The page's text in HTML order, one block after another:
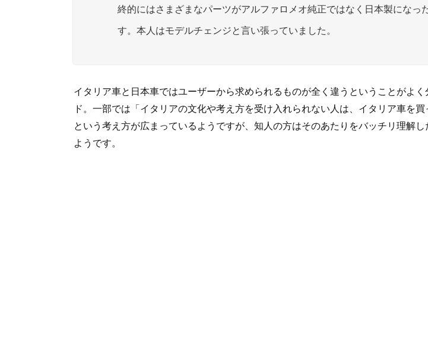
終的にはさまざまなパーツがアルファロメオ純正ではなく日本製になっ
す。本人はモデルチェンジと言い張っていました。
イタリア車と日本車ではユーザーから求められるものが全く違うということがよく
ド。一部では「イタリアの文化や考え方を受け入れられない人は、イタリア車を買
という考え方が広まっているようですが、知人の方はそのあたりをバッチリ理解し
ようです。